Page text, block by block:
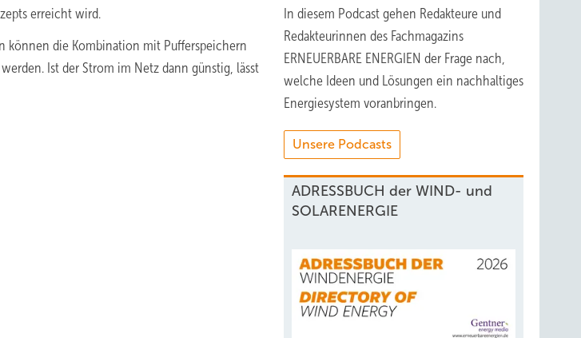
erreicht wird.
können die Kombination mit Pufferspeichern
Ist der Strom im Netz dann günstig, lässt
In diesem Podcast gehen Redakteure und
Redakteurinnen des Fachmagazins
ERNEUERBARE ENERGIEN der Frage nach,
welche Ideen und Lösungen ein nachhaltiges
Energiesystem voranbringen.
Unsere Podcasts
ADRESSBUCH der WIND- und
SOLARENERGIE